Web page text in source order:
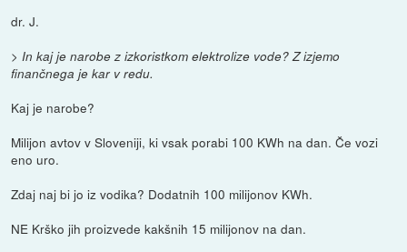
dr. J.
> In kaj je narobe z izkoristkom elektrolize vode? Z izjemo
finančnega je kar v redu.
Kaj je narobe?
Milijon avtov v Sloveniji, ki vsak porabi 100 KWh na dan. Če vozi
eno uro.
Zdaj naj bi jo iz vodika? Dodatnih 100 milijonov KWh.
NE Krško jih proizvede kakšnih 15 milijonov na dan.